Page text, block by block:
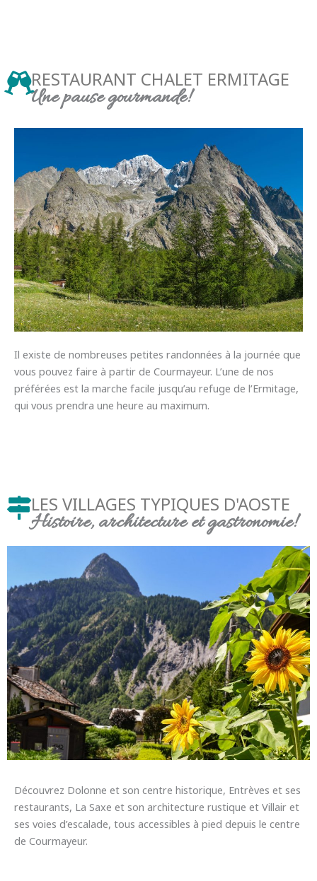
RESTAURANT CHALET ERMITAGE
Une pause gourmande!
Il existe de nombreuses petites randonnées à la journée que
vous pouvez faire à partir de Courmayeur. L’une de nos
préférées est la marche facile jusqu’au refuge de l’Ermitage,
qui vous prendra une heure au maximum.
LES VILLAGES TYPIQUES D'AOSTE
Histoire, architecture et gastronomie!
Découvrez Dolonne et son centre historique, Entrèves et ses
restaurants, La Saxe et son architecture rustique et Villair et
ses voies d’escalade, tous accessibles à pied depuis le centre
de Courmayeur.